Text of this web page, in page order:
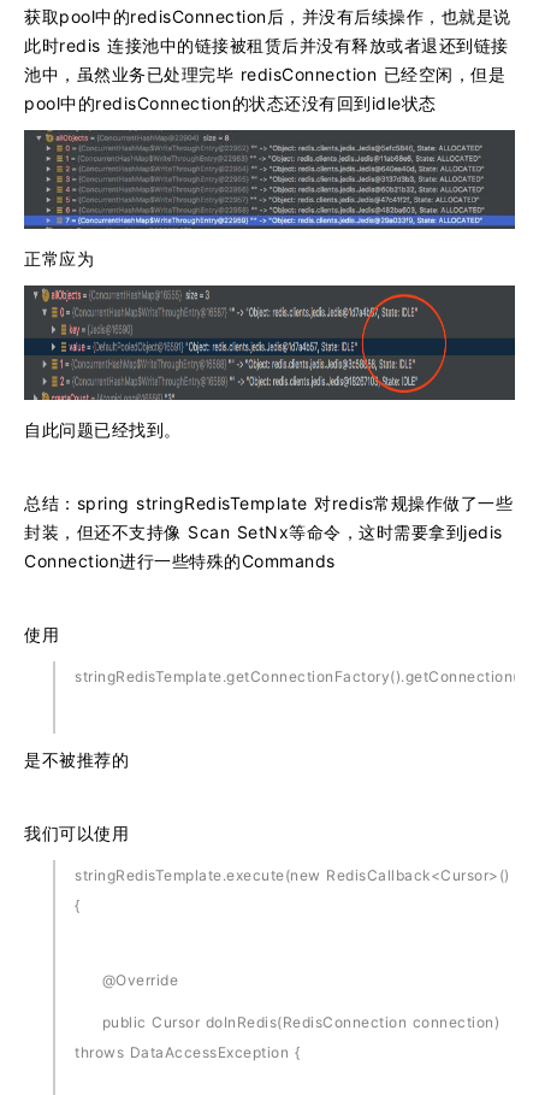
获取pool中的redisConnection后，并没有后续操作，也就是说
此时redis 连接池中的链接被租赁后并没有释放或者退还到链接
池中，虽然业务已处理完毕 redisConnection 已经空闲，但是
pool中的redisConnection的状态还没有回到idle状态
正常应为
自此问题已经找到。
总结：spring stringRedisTemplate 对redis常规操作做了一些
封装，但还不支持像 Scan SetNx等命令，这时需要拿到jedis
Connection进行一些特殊的Commands
使用
stringRedisTemplate.getConnectionFactory().getConnection()
是不被推荐的
我们可以使用
stringRedisTemplate.execute(new RedisCallback<Cursor>()
{
@Override
public Cursor doInRedis(RedisConnection connection)
throws DataAccessException {